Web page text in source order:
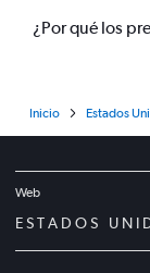
¿Por qué los
Inicio Estados
Web
ESTADOS